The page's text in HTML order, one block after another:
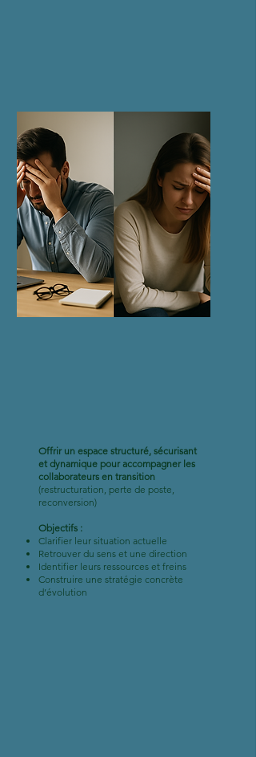
Offrir un espace structuré, sécurisant
et dynamique pour accompagner les
collaborateurs en transition
(restructuration, perte de poste,
reconversion)
Objectifs :
Clarifier leur situation actuelle
Retrouver du sens et une direction
Identifier leurs ressources et freins
Construire une stratégie concrète
d’évolution